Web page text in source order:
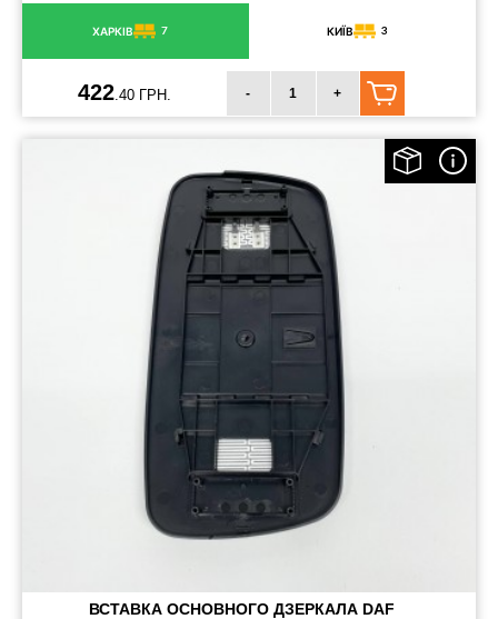
ХАРКІВ 7 КИЇВ 3
422.40 ГРН. - +
ВСТАВКА ОСНОВНОГО ДЗЕРКАЛА DAF